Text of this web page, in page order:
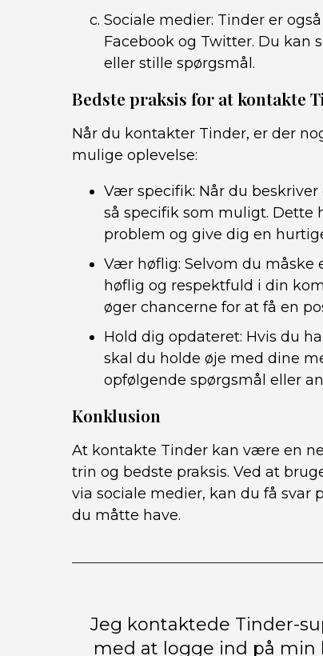
Sociale medier: Tinder er
Facebook og Twitter. Du kan
eller stille spørgsmål.
Bedste praksis for at kontakte
Når du kontakter Tinder, er der
mulige oplevelse:
Vær specifik: Når du
så specifik som muligt.
problem og give dig en
Vær høflig: Selvom du
høflig og respektfuld i din
øger chancerne for at få en
Hold dig opdateret: Hvis du
skal du holde øje med dine
opfølgende spørgsmål eller
Konklusion
At kontakte Tinder kan være en
trin og bedste praksis. Ved at
via sociale medier, kan du få svar
du måtte have.
Jeg kontaktede Tinder-
med at logge ind på